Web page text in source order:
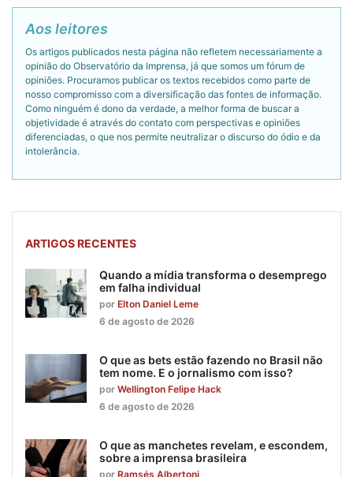
Aos leitores
Os artigos publicados nesta página não refletem necessariamente a
opinião do Observatório da Imprensa, já que somos um fórum de
opiniões. Procuramos publicar os textos recebidos como parte de
nosso compromisso com a diversificação das fontes de informação.
Como ninguém é dono da verdade, a melhor forma de buscar a
objetividade é através do contato com perspectivas e opiniões
diferenciadas, o que nos permite neutralizar o discurso do ódio e da
intolerância.
ARTIGOS RECENTES
Quando a mídia transforma o desemprego
em falha individual
por Elton Daniel Leme
6 de agosto de 2026
O que as bets estão fazendo no Brasil não
tem nome. E o jornalismo com isso?
por Wellington Felipe Hack
6 de agosto de 2026
O que as manchetes revelam, e escondem,
sobre a imprensa brasileira
por Ramsés Albertoni